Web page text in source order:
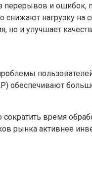
перерывов и ошибок,
нагрузку на
и улучшает
обеспечивают
время
рынка активнее